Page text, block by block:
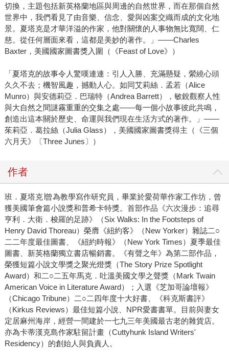
切換，主題包括新英格蘭地區與周邊的自然世界，而在那個自然
世界中，我們看見了由音樂、信念、愛與凶案交織而成的文化地
景。夏塔克是才華洋溢的作家，他對關懷的人事物無比寬闊、仁
慈。從任何層面來看，這都是美妙的著作。」——Charles
Baxter，美國國家圖書獎入圍（《Feast of Love》）
「夏塔克的故事令人驚嘆連連：引人入勝、充滿懸疑，縈繞心頭
久久不去；機智風趣，撼動人心。如同艾莉絲．孟若（Alice
Munro）與安德莉亞．巴瑞特（Andrea Barrett），敏銳觀察人性
與大自然之間謎霧重重的交集之處——每一個小故事彼此共鳴，
創造出這本關於歷史、命運與我們現在生活方式的著作。」——
茱莉亞．葛拉絲（Julia Glass），美國國家圖書獎得主（《三個
六月天》〔Three Junes〕）
作者
班．夏塔克∣曾為教學寫作研究員，畢業於愛荷華作家工作坊，曾
獲美國筆會篇小說獎和普希卡特獎。首部作品《六次漫步：追尋
亨利．大衛．梭羅的足跡》（Six Walks: In the Footsteps of
Henry David Thoreau）榮膺《紐約客》（New Yorker）雜誌二○
二二年度最佳圖書、《紐約時報》（New York Times）夏季最佳
圖書、新英格蘭獨立書店暢銷書。《有聲之年》為第二部作品，
榮獲短篇小說文學獎之聚光燈獎（The Story Prize Spotlight
Award）和二○二五年馬克．吐溫美國文學之聲獎（Mark Twain
American Voice in Literature Award）；入選《芝加哥論壇報》
（Chicago Tribune）二○二四年度十大好書、《科克斯書評》
（Kirkus Reviews）最佳短篇小說、NPR愛書書單。目前與妻女
定居麻州海岸，經營一間建於一七九三年美國最古老的雜貨店。
亦為卡蒂漢克島作家駐留計畫（Cuttyhunk Island Writers'
Residency）的創始人與負責人。